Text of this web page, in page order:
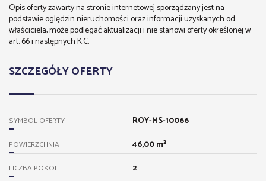
Opis oferty zawarty na stronie internetowej sporządzany jest na
podstawie oględzin nieruchomości oraz informacji uzyskanych od
właściciela, może podlegać aktualizacji i nie stanowi oferty określonej w
art. 66 i następnych K.C.
SZCZEGÓŁY OFERTY
SYMBOL OFERTY ROY-MS-10066
POWIERZCHNIA 46,00 m²
LICZBA POKOI 2